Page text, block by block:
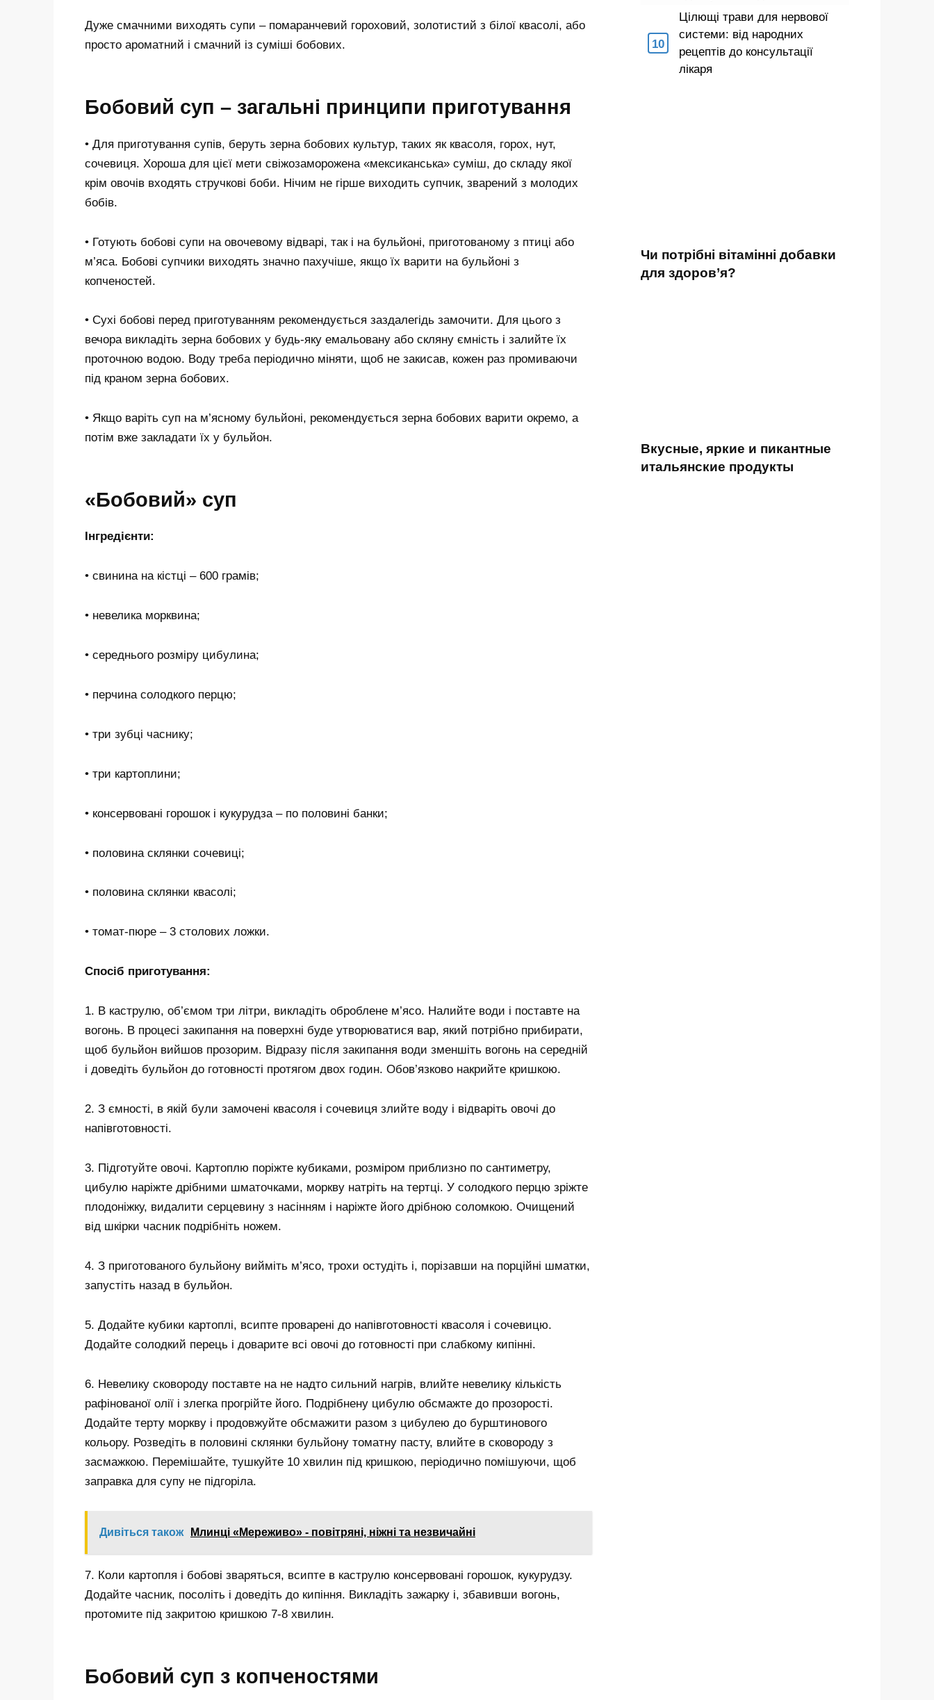
Дуже смачними виходять супи – помаранчевий гороховий, золотистий з білої квасолі, або
просто ароматний і смачний із суміші бобових.
Бобовий суп – загальні принципи приготування
• Для приготування супів, беруть зерна бобових культур, таких як квасоля, горох, нут,
сочевиця. Хороша для цієї мети свіжозаморожена «мексиканська» суміш, до складу якої
крім овочів входять стручкові боби. Нічим не гірше виходить супчик, зварений з молодих
бобів.
• Готують бобові супи на овочевому відварі, так і на бульйоні, приготованому з птиці або
м’яса. Бобові супчики виходять значно пахучіше, якщо їх варити на бульйоні з
копченостей.
• Сухі бобові перед приготуванням рекомендується заздалегідь замочити. Для цього з
вечора викладіть зерна бобових у будь-яку емальовану або скляну ємність і залийте їх
проточною водою. Воду треба періодично міняти, щоб не закисав, кожен раз промиваючи
під краном зерна бобових.
• Якщо варіть суп на м’ясному бульйоні, рекомендується зерна бобових варити окремо, а
потім вже закладати їх у бульйон.
«Бобовий» суп
Інгредієнти:
• свинина на кістці – 600 грамів;
• невелика морквина;
• середнього розміру цибулина;
• перчина солодкого перцю;
• три зубці часнику;
• три картоплини;
• консервовані горошок і кукурудза – по половині банки;
• половина склянки сочевиці;
• половина склянки квасолі;
• томат-пюре – 3 столових ложки.
Спосіб приготування:
1. В каструлю, об’ємом три літри, викладіть оброблене м’ясо. Налийте води і поставте на
вогонь. В процесі закипання на поверхні буде утворюватися вар, який потрібно прибирати,
щоб бульйон вийшов прозорим. Відразу після закипання води зменшіть вогонь на середній
і доведіть бульйон до готовності протягом двох годин. Обов’язково накрийте кришкою.
2. З ємності, в якій були замочені квасоля і сочевиця злийте воду і відваріть овочі до
напівготовності.
3. Підготуйте овочі. Картоплю поріжте кубиками, розміром приблизно по сантиметру,
цибулю наріжте дрібними шматочками, моркву натріть на тертці. У солодкого перцю зріжте
плодоніжку, видалити серцевину з насінням і наріжте його дрібною соломкою. Очищений
від шкірки часник подрібніть ножем.
4. З приготованого бульйону вийміть м’ясо, трохи остудіть і, порізавши на порційні шматки,
запустіть назад в бульйон.
5. Додайте кубики картоплі, всипте проварені до напівготовності квасоля і сочевицю.
Додайте солодкий перець і доварите всі овочі до готовності при слабкому кипінні.
6. Невелику сковороду поставте на не надто сильний нагрів, влийте невелику кількість
рафінованої олії і злегка прогрійте його. Подрібнену цибулю обсмажте до прозорості.
Додайте терту моркву і продовжуйте обсмажити разом з цибулею до бурштинового
кольору. Розведіть в половині склянки бульйону томатну пасту, влийте в сковороду з
засмажкою. Перемішайте, тушкуйте 10 хвилин під кришкою, періодично помішуючи, щоб
заправка для супу не підгоріла.
Дивіться також Млинці «Мереживо» - повітряні, ніжні та незвичайні
7. Коли картопля і бобові зваряться, всипте в каструлю консервовані горошок, кукурудзу.
Додайте часник, посоліть і доведіть до кипіння. Викладіть зажарку і, збавивши вогонь,
протомите під закритою кришкою 7-8 хвилин.
Бобовий суп з копченостями
Цілющі трави для нервової
системи: від народних
рецептів до консультації
лікаря
Чи потрібні вітамінні добавки
для здоров’я?
Вкусные, яркие и пикантные
итальянские продукты